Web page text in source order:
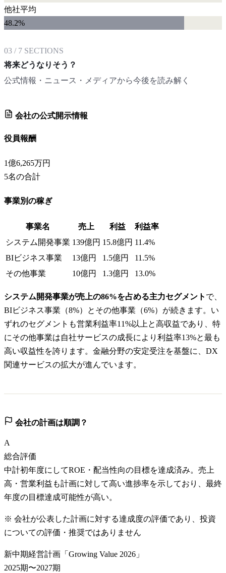
他社平均
48.2%
03 / 7 SECTIONS
将来どうなりそう？
公式情報・ニュース・メディアから今後を読み解く
会社の公式開示情報
役員報酬
1億6,265万円
5名の合計
事業別の稼ぎ
事業名 売上 利益
利益率
システム開発事業 139億円 15.8億円 11.4%
BIビジネス事業
13億円 1.5億円
11.5%
その他事業
10億円 1.3億円 13.0%
システム開発事業が売上の86%を占める主力セグメント で、
BIビジネス事業（8%）とその他事業（6%）が続きます。い
ずれのセグメントも営業利益率11%以上と高収益であり、特
にその他事業は自社サービスの成長により利益率13%と最も
高い収益性を誇ります。金融分野の安定受注を基盤に、DX
関連サービスの拡大が進んでいます。
会社の計画は順調？
A
総合評価
中計初年度にしてROE・配当性向の目標を達成済み。売上
高・営業利益も計画に対して高い進捗率を示しており、最終
年度の目標達成可能性が高い。
※ 会社が公表した計画に対する達成度の評価であり、投資
についての評価・推奨ではありません
新中期経営計画「Growing Value 2026」
2025期〜2027期